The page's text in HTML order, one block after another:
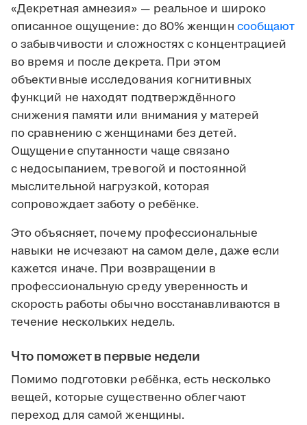
«Декретная амнезия» — реальное и широко
описанное ощущение: до 80% женщин сообщают
о забывчивости и сложностях с концентрацией
во время и после декрета. При этом
объективные исследования когнитивных
функций не находят подтверждённого
снижения памяти или внимания у матерей
по сравнению с женщинами без детей.
Ощущение спутанности чаще связано
с недосыпанием, тревогой и постоянной
мыслительной нагрузкой, которая
сопровождает заботу о ребёнке.
Это объясняет, почему профессиональные
навыки не исчезают на самом деле, даже если
кажется иначе. При возвращении в
профессиональную среду уверенность и
скорость работы обычно восстанавливаются в
течение нескольких недель.
Что поможет в первые недели
Помимо подготовки ребёнка, есть несколько
вещей, которые существенно облегчают
переход для самой женщины.